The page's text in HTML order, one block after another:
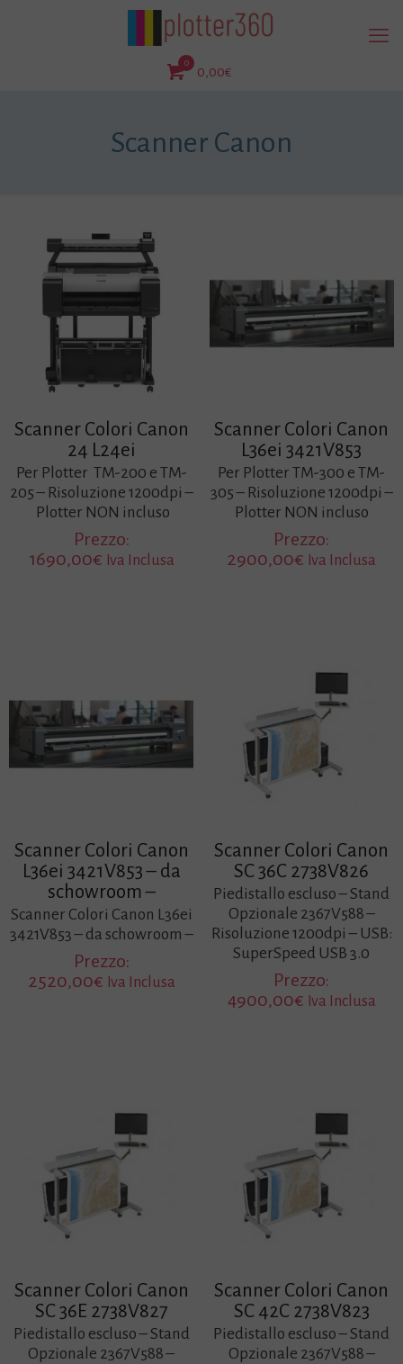
0
0,00€
Scanner Canon
Scanner Colori Canon
24 L24ei
Per Plotter TM-200 e TM-
205 – Risoluzione 1200dpi –
Plotter NON incluso
Prezzo:
1690,00€ Iva Inclusa
Scanner Colori Canon
L36ei 3421V853
Per Plotter TM-300 e TM-
305 – Risoluzione 1200dpi –
Plotter NON incluso
Prezzo:
2900,00€ Iva Inclusa
Scanner Colori Canon
L36ei 3421V853 – da
schowroom –
Scanner Colori Canon L36ei
3421V853 – da schowroom –
Prezzo:
2520,00€ Iva Inclusa
Scanner Colori Canon
SC 36C 2738V826
Piedistallo escluso – Stand
Opzionale 2367V588 –
Risoluzione 1200dpi – USB:
SuperSpeed USB 3.0
Prezzo:
4900,00€ Iva Inclusa
Scanner Colori Canon
SC 36E 2738V827
Piedistallo escluso – Stand
Opzionale 2367V588 –
Scanner Colori Canon
SC 42C 2738V823
Piedistallo escluso – Stand
Opzionale 2367V588 –